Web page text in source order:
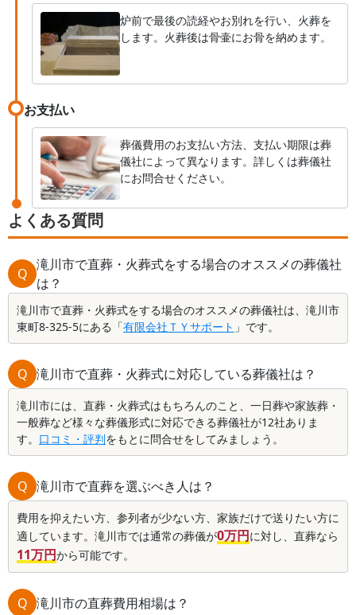
炉前で最後の読経やお別れを行い、火葬を
します。火葬後は骨壷にお骨を納めます。
お支払い
葬儀費用のお支払い方法、支払い期限は葬
儀社によって異なります。詳しくは葬儀社
にお問合せください。
よくある質問
Q
滝川市で直葬・火葬式をする場合のオススメの葬儀社
は？
滝川市で直葬・火葬式をする場合のオススメの葬儀社は、滝川市
東町8-325-5にある「有限会社ＴＹサポート 」です。
Q 滝川市で直葬・火葬式に対応している葬儀社は？
滝川市には、直葬・火葬式はもちろんのこと、一日葬や家族葬・
一般葬など様々な葬儀形式に対応できる葬儀社が12社ありま
す。 口コミ・評判をもとに問合せをしてみましょう。
Q 滝川市で直葬を選ぶべき人は？
費用を抑えたい方、参列者が少ない方、家族だけで送りたい方に
適しています。滝川市では通常の葬儀が0万円に対し、直葬なら
11万円から可能です。
Q 滝川市の直葬費用相場は？